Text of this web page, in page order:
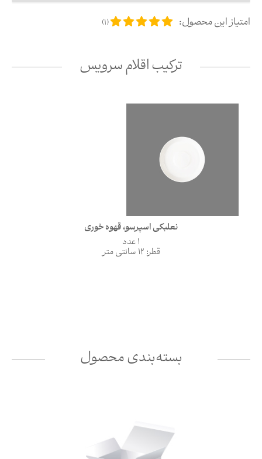
امتیاز این محصول:
(
1
)
ترکیب اقلام سرویس
نعلبکی اسپرسو، قهوه خوری
1 عدد
قطر: 12 سانتی متر
بسته‌بندی محصول